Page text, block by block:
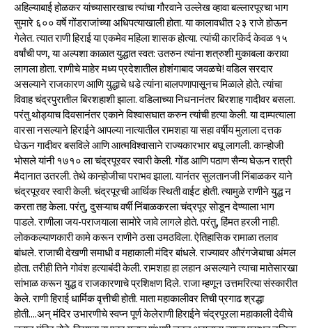
अहिल्याबाई होळकर यांच्यासारखाच त्यांचा गौरवाने उल्लेख व्हावा बल्लारपूरचा भाग
सुमारे ६०० वर्षे गोंडराजांच्या अधिपत्याखाली होता. या कालावधीत २३ राजे होऊन
गेलेत. त्यात राणी हिराई या एकमेव महिला शासक होत्या. त्यांची कारकिर्द केवळ १५
वर्षांची पण, या अल्पशा काळात युद्धात स्वत: उतरुन त्यांना शत्रुशी मुकाबला करावा
लागला होता. राणीचे माहेर मध्य प्रदेशातील होशंगाबाद जवळचे! वडिल सरदार
असल्याने राजकारण आणि युद्धाचे धडे त्यांना बालपणापासूनच मिळाले होते. त्यांचा
विवाह चंद्रपुरातील बिरशहाशी झाला. वडिलाच्या निधनानंतर बिरशाह गादीवर बसला.
परंतु थोड्याच दिवसानंतर एकाने विश्वासघात करुन त्यांची हत्या केली. या दाम्पत्याला
वारसा नसल्याने हिराईने आपल्या नात्यातील रामशहा या सहा वर्षीय मुलाला दत्तक
घेऊन गादीवर बसविले आणि आत्मविश्वासाने राज्यकारभार बघू लागली. कान्होजी
भोसले यांनी १७१० ला चंद्रपूरवर स्वारी केली. गोंड आणि पठाण सैन्य घेऊन रात्री
मैदानात उतरली. तेथे कान्होजीचा पराभव झाला. यानंतर सुलतानजी निंबाळकर याने
चंद्रपूरवर स्वारी केली. चंद्रपूरची आर्थिक स्थिती वाईट होती. त्यामुळे राणीने युद्ध न
करता तह केला. परंतु, दुसऱ्याच वर्षी निंबाळकरला चंद्रपूर सोडून देण्याला भाग
पाडले. राणीला जय-पराजयाला सामोरे जावे लागले होते. परंतु, हिंमत हरली नाही.
लोककल्याणकारी कामे करून राणीने ठसा उमठविला. ऐतिहासिक रामाळा तलाव
बांधले. राजाची देखणी समाधी व महाकाली मंदिर बांधले. राज्यावर औरंगजेबाचा अंमल
होता. तरीही तिने गोवंश हत्याबंदी केली. रामशहा हा लहान असल्याने त्याचा मातेसारखा
सांभाळ करून युद्ध व राजकारणाचे प्रशिक्षण दिले. राजा म्हणून उत्तमरित्या संस्कारीत
केले. राणी हिराई धार्मिक वृत्तीची होती. माता महाकालीवर तिची प्रगाढ श्रद्धा
होती....अन् मंदिर उभारणीचे स्वप्न पूर्ण केलेराणी हिराईने चंद्रपूरला महाकाली देवीचे